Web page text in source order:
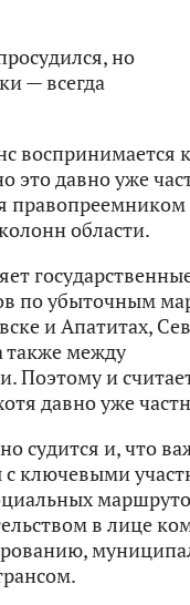
но
— всегда
воспринимается
это давно уже
правопреемником
области.
по убыточным
и Апатитах,
также между
Поэтому и
давно уже
судится и, что
ключевыми
в лице